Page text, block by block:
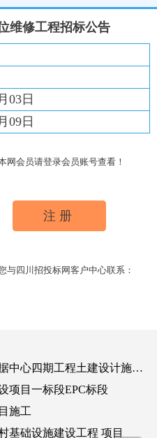
市 南充市 广安市
市 宜宾市 攀枝花
巴中市
市 阿坝州 甘孜州 凉山州
维修工程招标公告
03日
09日
网会员请登录会员账号查看！
注册
与四川招投标网客户中心联系：
中国联通四川天府信息中心数据中心四期工程土建设计施工总承包项目招标公告
项目一标段EPC标段
施工
基础设施建设工程 项目